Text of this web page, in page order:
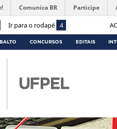
Ir para o rodapé 4
Comunica BR Participe
CONCURSOS EDITAIS